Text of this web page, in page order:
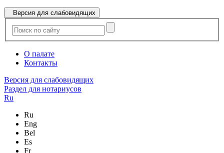
Версия для слабовидящих
О палате
Контакты
Версия для слабовидящих
Раздел для нотариусов
Ru
Ru
Eng
Bel
Es
Fr